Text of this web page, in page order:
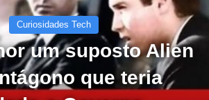
Curiosidades Tech
um suposto Alien
que teria